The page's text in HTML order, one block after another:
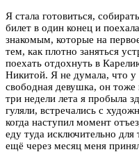
Я стала готовиться,
билет в один конец и
знакомым, которые на
тем, как плотно заняться
поехать отдохнуть в
Никитой. Я не думала, что
свободная девушка, он тоже
три недели лета я пробыла
гуляли, встречались с
когда наступил момент
еду туда исключительно
ещё через месяц меня